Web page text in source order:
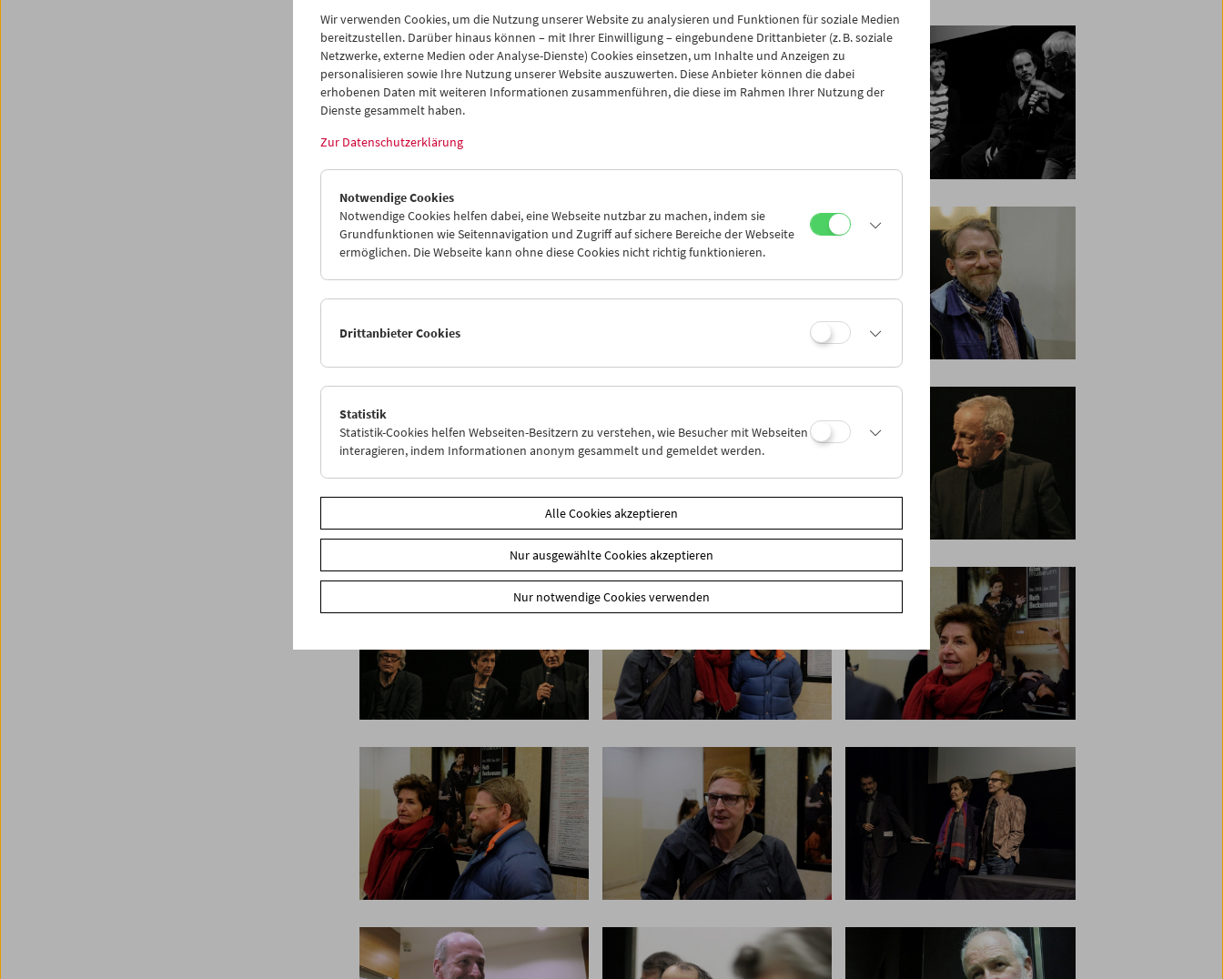
Wir verwenden Cookies, um die Nutzung unserer Website zu analysieren und Funktionen für soziale Medien
bereitzustellen. Darüber hinaus können – mit Ihrer Einwilligung – eingebundene Drittanbieter (z. B. soziale
Netzwerke, externe Medien oder Analyse-Dienste) Cookies einsetzen, um Inhalte und Anzeigen zu
personalisieren sowie Ihre Nutzung unserer Website auszuwerten. Diese Anbieter können die dabei
erhobenen Daten mit weiteren Informationen zusammenführen, die diese im Rahmen Ihrer Nutzung der
Dienste gesammelt haben.
Zur Datenschutzerklärung
Notwendige Cookies
Notwendige Cookies helfen dabei, eine Webseite nutzbar zu machen, indem sie
Grundfunktionen wie Seitennavigation und Zugriff auf sichere Bereiche der Webseite
ermöglichen. Die Webseite kann ohne diese Cookies nicht richtig funktionieren.
Drittanbieter Cookies
Statistik
Statistik-Cookies helfen Webseiten-Besitzern zu verstehen, wie Besucher mit Webseiten
interagieren, indem Informationen anonym gesammelt und gemeldet werden.
Alle Cookies akzeptieren
Nur ausgewählte Cookies akzeptieren
Nur notwendige Cookies verwenden